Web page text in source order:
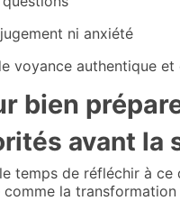
ni anxiété
voyance authentique et
bien
avant la
temps de réfléchir à
la